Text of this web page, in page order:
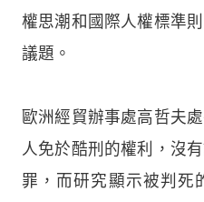
權思潮和國際人權標準
議題。
歐洲經貿辦事處高哲夫
人免於酷刑的權利，沒
罪，而研究顯示被判死